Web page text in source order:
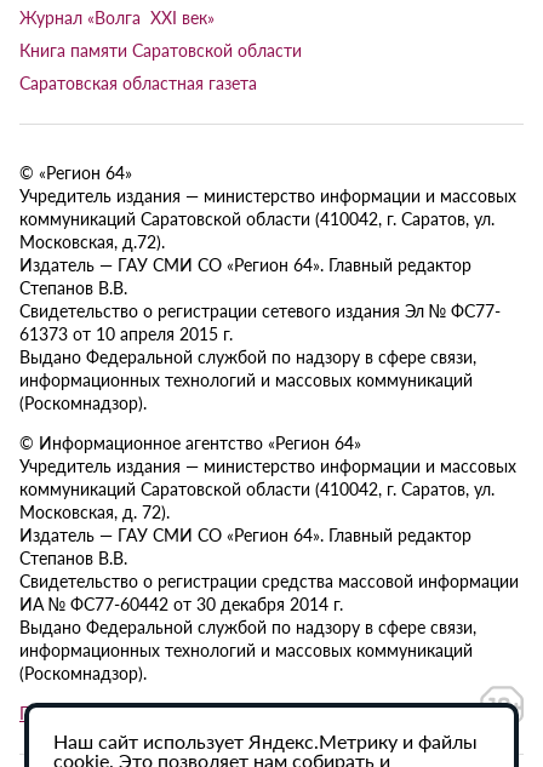
Журнал «Волга XXI век»
Книга памяти Саратовской области
Саратовская областная газета
© «Регион 64»
Учредитель издания — министерство информации и массовых
коммуникаций Саратовской области (410042, г. Саратов, ул.
Московская, д.72).
Издатель — ГАУ СМИ СО «Регион 64». Главный редактор
Степанов В.В.
Свидетельство о регистрации сетевого издания Эл № ФС77-
61373 от 10 апреля 2015 г.
Выдано Федеральной службой по надзору в сфере связи,
информационных технологий и массовых коммуникаций
(Роскомнадзор).
© Информационное агентство «Регион 64»
Учредитель издания — министерство информации и массовых
коммуникаций Саратовской области (410042, г. Саратов, ул.
Московская, д. 72).
Издатель — ГАУ СМИ СО «Регион 64». Главный редактор
Степанов В.В.
Свидетельство о регистрации средства массовой информации
ИА № ФС77-60442 от 30 декабря 2014 г.
Выдано Федеральной службой по надзору в сфере связи,
информационных технологий и массовых коммуникаций
(Роскомнадзор).
Политика в отношении обработки персональных данных
Наш сайт использует Яндекс.Метрику и файлы
cookie. Это позволяет нам собирать и